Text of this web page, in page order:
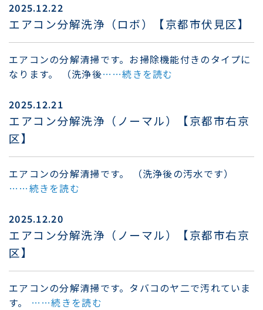
2025.12.22
エアコン分解洗浄（ロボ）【京都市伏見区】
エアコンの分解清掃です。お掃除機能付きのタイプに
なります。 （洗浄後……続きを読む
2025.12.21
エアコン分解洗浄（ノーマル）【京都市右京
区】
エアコンの分解清掃です。 （洗浄後の汚水です）
……続きを読む
2025.12.20
エアコン分解洗浄（ノーマル）【京都市右京
区】
エアコンの分解清掃です。タバコのヤ二で汚れていま
す。 ……続きを読む